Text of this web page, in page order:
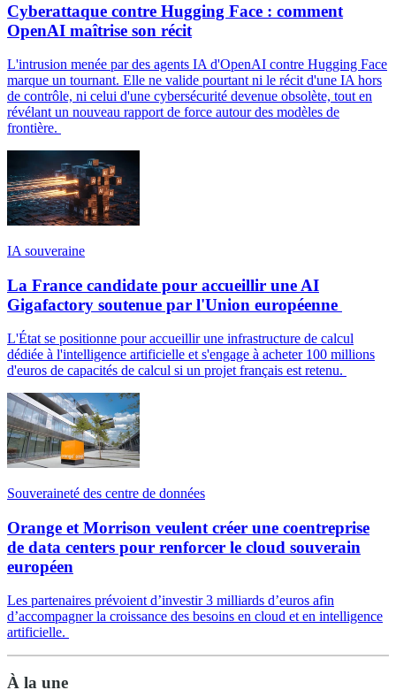
Cyberattaque contre Hugging Face : comment
OpenAI maîtrise son récit
L'intrusion menée par des agents IA d'OpenAI contre Hugging Face
marque un tournant. Elle ne valide pourtant ni le récit d'une IA hors
de contrôle, ni celui d'une cybersécurité devenue obsolète, tout en
révélant un nouveau rapport de force autour des modèles de
frontière.
IA souveraine
La France candidate pour accueillir une AI
Gigafactory soutenue par l'Union européenne
L'État se positionne pour accueillir une infrastructure de calcul
dédiée à l'intelligence artificielle et s'engage à acheter 100 millions
d'euros de capacités de calcul si un projet français est retenu.
Souveraineté des centre de données
Orange et Morrison veulent créer une coentreprise
de data centers pour renforcer le cloud souverain
européen
Les partenaires prévoient d’investir 3 milliards d’euros afin
d’accompagner la croissance des besoins en cloud et en intelligence
artificielle.
À la une